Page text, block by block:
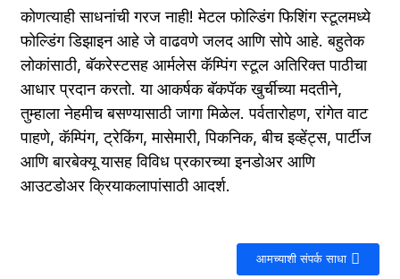
कोणत्याही साधनांची गरज नाही! मेटल फोल्डिंग फिशिंग स्टूलमध्ये
फोल्डिंग डिझाइन आहे जे वाढवणे जलद आणि सोपे आहे. बहुतेक
लोकांसाठी, बॅकरेस्टसह आर्मलेस कॅम्पिंग स्टूल अतिरिक्त पाठीचा
आधार प्रदान करतो. या आकर्षक बॅकपॅक खुर्चीच्या मदतीने,
तुम्हाला नेहमीच बसण्यासाठी जागा मिळेल. पर्वतारोहण, रांगेत वाट
पाहणे, कॅम्पिंग, ट्रेकिंग, मासेमारी, पिकनिक, बीच इव्हेंट्स, पार्टीज
आणि बारबेक्यू यासह विविध प्रकारच्या इनडोअर आणि
आउटडोअर क्रियाकलापांसाठी आदर्श.
आमच्याशी संपर्क साधा